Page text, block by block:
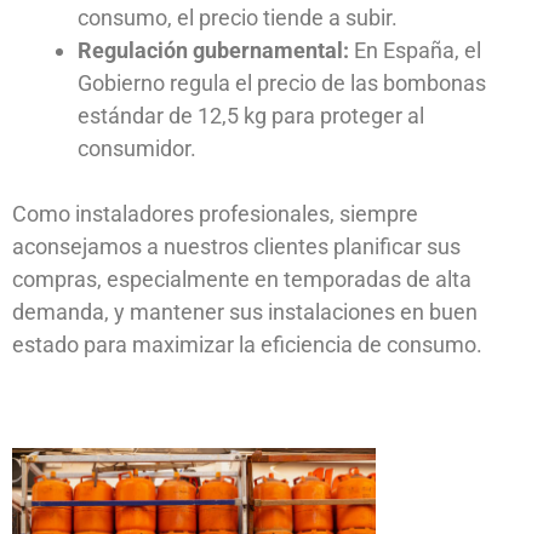
consumo, el precio tiende a subir.
Regulación gubernamental: En España, el
Gobierno regula el precio de las bombonas
estándar de 12,5 kg para proteger al
consumidor.
Como instaladores profesionales, siempre
aconsejamos a nuestros clientes planificar sus
compras, especialmente en temporadas de alta
demanda, y mantener sus instalaciones en buen
estado para maximizar la eficiencia de consumo.